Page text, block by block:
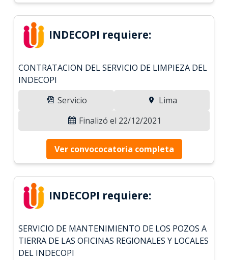
INDECOPI requiere:
CONTRATACION DEL SERVICIO DE LIMPIEZA DEL
INDECOPI
Servicio
Lima
Finalizó el 22/12/2021
Ver convococatoria completa
INDECOPI requiere:
SERVICIO DE MANTENIMIENTO DE LOS POZOS A
TIERRA DE LAS OFICINAS REGIONALES Y LOCALES
DEL INDECOPI